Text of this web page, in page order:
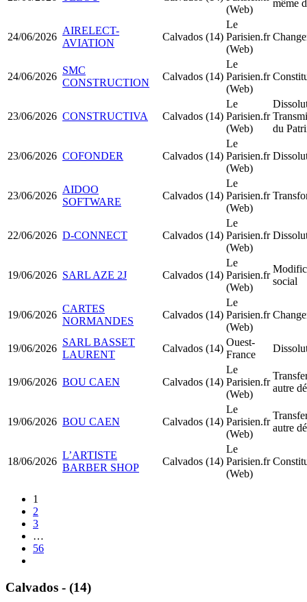
(Web)
même
24/06/2026
AIRELECT-
AVIATION
Calvados (14)
Le
Parisien.fr
(Web)
24/06/2026
SMC
CONSTRUCTION
Calvados (14)
Le
Parisien.fr
(Web)
23/06/2026 CONSTRUCTIVA Calvados (14)
Le
Parisien.fr
(Web)
du
23/06/2026 COFONDER Calvados (14)
Le
Parisien.fr
(Web)
23/06/2026
AIDOO
SOFTWARE
Calvados (14)
Le
Parisien.fr
(Web)
22/06/2026 D-CONNECT Calvados (14)
Le
Parisien.fr
(Web)
19/06/2026 SARL AZE 2J Calvados (14)
Le
Parisien.fr
(Web)
social
19/06/2026
CARTES
NORMANDES
Calvados (14)
Le
Parisien.fr
(Web)
19/06/2026
SARL BASSET
LAURENT
Calvados (14)
Ouest-
France
19/06/2026 BOU CAEN Calvados (14)
Le
Parisien.fr
(Web)
autre
19/06/2026 BOU CAEN Calvados (14)
Le
Parisien.fr
(Web)
autre
18/06/2026
L’ARTISTE
BARBER SHOP
Calvados (14)
Le
Parisien.fr
(Web)
1
2
3
…
56
Calvados - (14)